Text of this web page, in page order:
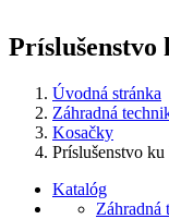
Príslušenstvo
Úvodná stránka
Záhradná
Kosačky
Príslušenstvo ku
Katalóg
Záhradná